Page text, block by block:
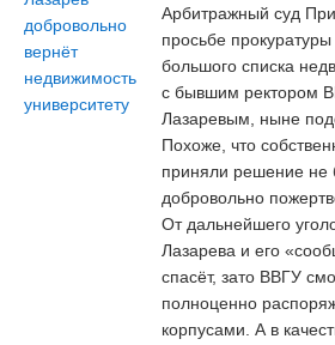
Арбитражный суд
просьбе
большого списка
с бывшим ректором
Лазаревым, ныне
Похоже, что
приняли решение не
добровольно
От дальнейшего
Лазарева и его
спасёт, зато ВВГУ
полноценно
корпусами. А в